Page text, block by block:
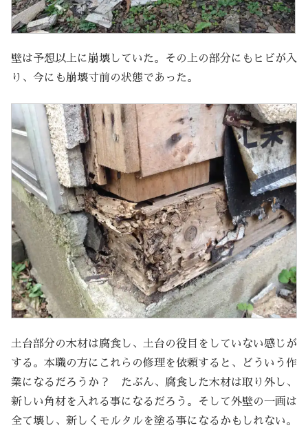
壁は予想以上に崩壊していた。その上の部分にもヒビが入
り、今にも崩壊寸前の状態であった。
土台部分の木材は腐食し、土台の役目をしていない感じが
する。本職の方にこれらの修理を依頼すると、どういう作
業になるだろうか？ たぶん、腐食した木材は取り外し、
新しい角材を入れる事になるだろう。そして外壁の一画は
全て壊し、新しくモルタルを塗る事になるかもしれない。